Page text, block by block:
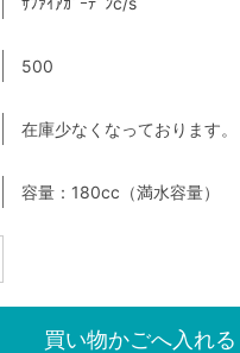
500
在庫少なくなっております。
容量：180cc（満水容量）
買い物かごへ入れる